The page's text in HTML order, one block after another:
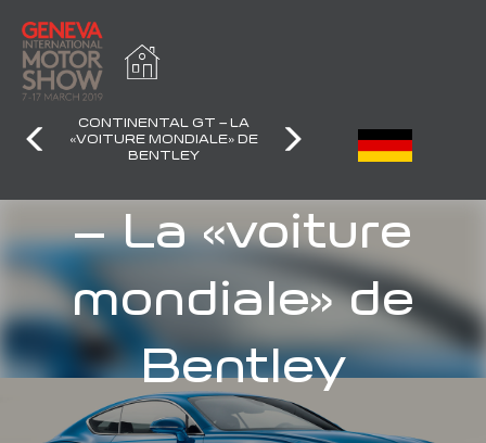
CONTINENTAL GT – LA
«VOITURE MONDIALE» DE
BENTLEY
Continental GT
– La «voiture
mondiale» de
Bentley